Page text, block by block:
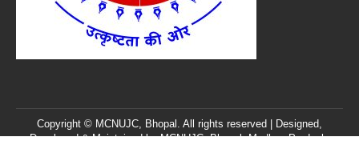
Copyright © MCNUJC, Bhopal. All rights reserved | Designed,
Developed & Maintained byMCNUJC, Bhopal, Madhya Pradesh,